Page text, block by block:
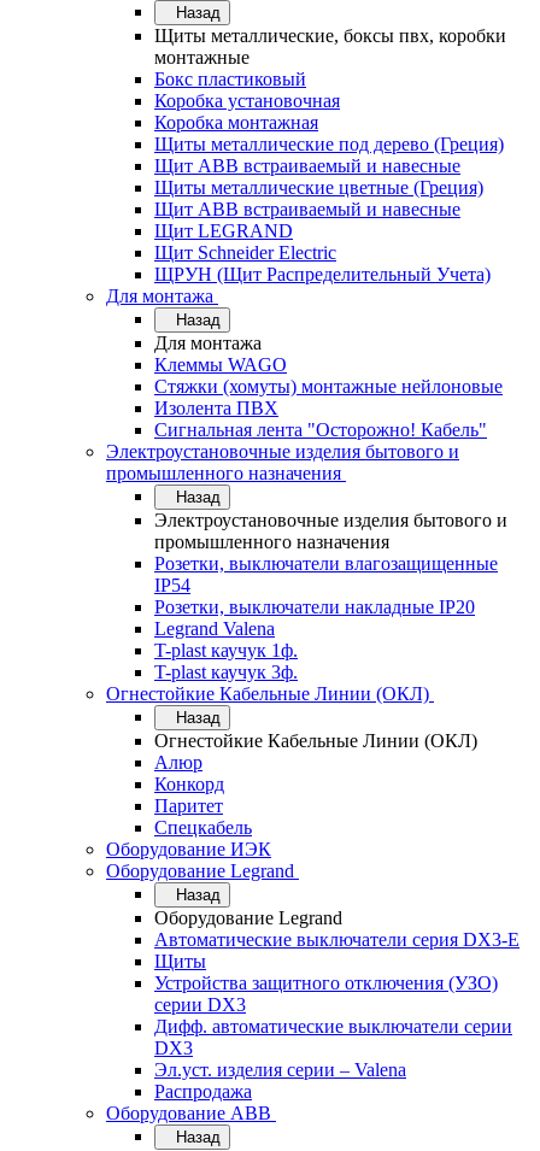
Назад
Щиты металлические, боксы пвх, коробки
монтажные
Бокс пластиковый
Коробка установочная
Коробка монтажная
Щиты металлические под дерево (Греция)
Щит ABB встраиваемый и навесные
Щиты металлические цветные (Греция)
Щит ABB встраиваемый и навесные
Щит LEGRAND
Щит Schneider Electric
ЩРУН (Щит Распределительный Учета)
Для монтажа
Назад
Для монтажа
Клеммы WAGO
Стяжки (хомуты) монтажные нейлоновые
Изолента ПВХ
Сигнальная лента "Осторожно! Кабель"
Электроустановочные изделия бытового и
промышленного назначения
Назад
Электроустановочные изделия бытового и
промышленного назначения
Розетки, выключатели влагозащищенные
IP54
Розетки, выключатели накладные IP20
Legrand Valena
T-plast каучук 1ф.
T-plast каучук 3ф.
Огнестойкие Кабельные Линии (ОКЛ)
Назад
Огнестойкие Кабельные Линии (ОКЛ)
Алюр
Конкорд
Паритет
Спецкабель
Оборудование ИЭК
Оборудование Legrand
Назад
Оборудование Legrand
Автоматические выключатели серия DX3-E
Щиты
Устройства защитного отключения (УЗО)
серии DX3
Дифф. автоматические выключатели серии
DX3
Эл.уст. изделия серии – Valena
Распродажа
Оборудование АВВ
Назад